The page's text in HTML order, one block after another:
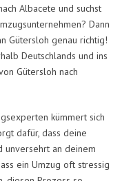
Albacete und suchst
Dann
Gütersloh genau richtig!
Deutschlands und ins
Gütersloh nach
kümmert sich
dafür, dass deine
unversehrt an deinem
ein Umzug oft stressig